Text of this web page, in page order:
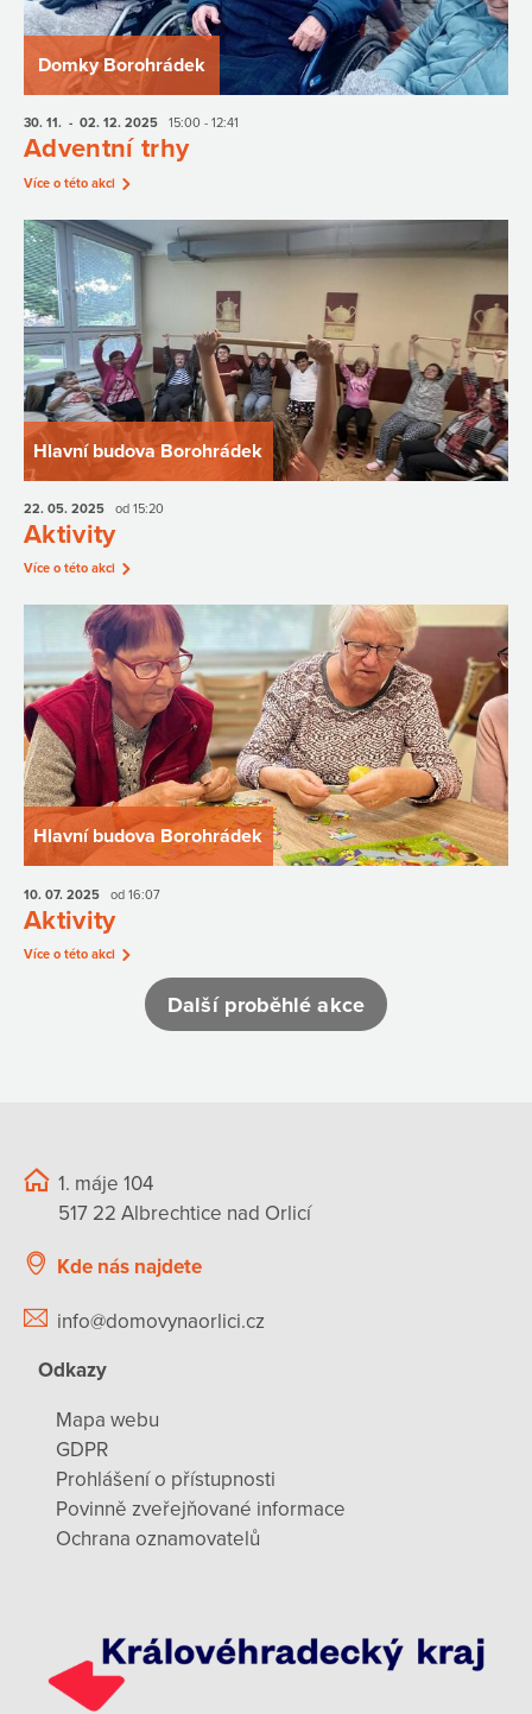
Domky Borohrádek
30. 11. - 02. 12. 2025 15:00 - 12:41
Adventní trhy
Více o této akci
Hlavní budova Borohrádek
22. 05. 2025 od 15:20
Aktivity
Více o této akci
Hlavní budova Borohrádek
10. 07. 2025 od 16:07
Aktivity
Více o této akci
Další proběhlé akce
1. máje 104
517 22 Albrechtice nad Orlicí
Kde nás najdete
info@domovynaorlici.cz
Odkazy
Mapa webu
GDPR
Prohlášení o přístupnosti
Povinně zveřejňované informace
Ochrana oznamovatelů